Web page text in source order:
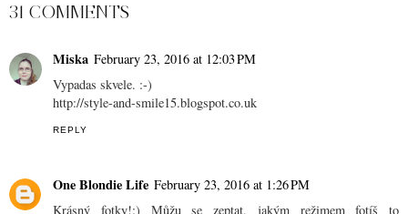
31 COMMENTS
Miska February 23, 2016 at 12:03 PM
Vypadas skvele. :-)
http://style-and-smile15.blogspot.co.uk
REPLY
One Blondie Life February 23, 2016 at 1:26 PM
Krásný fotky!:) Můžu se zeptat, jakým režimem fotíš to